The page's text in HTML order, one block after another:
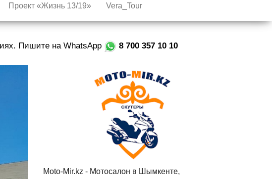
Проект «Жизнь 13/19» Vera_Tour
Пишите на WhatsApp 8 700 357 10 10
Moto-Mir.kz - Мотосалон в Шымкенте,